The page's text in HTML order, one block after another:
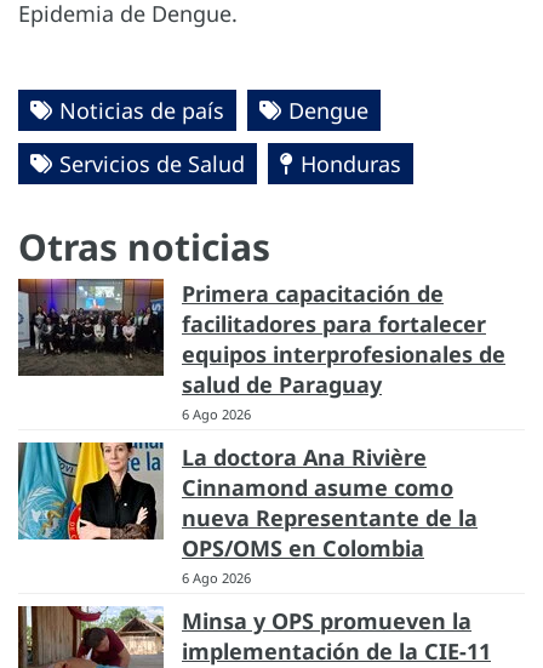
Epidemia de Dengue.
Noticias de país
Dengue
Servicios de Salud
Honduras
Otras noticias
Primera capacitación de
facilitadores para fortalecer
equipos interprofesionales de
salud de Paraguay
6 Ago 2026
La doctora Ana Rivière
Cinnamond asume como
nueva Representante de la
OPS/OMS en Colombia
6 Ago 2026
Minsa y OPS promueven la
implementación de la CIE-11